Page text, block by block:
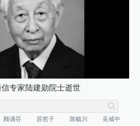
专家陆建勋院士逝世
顾诵芬 苏哲子 陈毓川
吴咸中